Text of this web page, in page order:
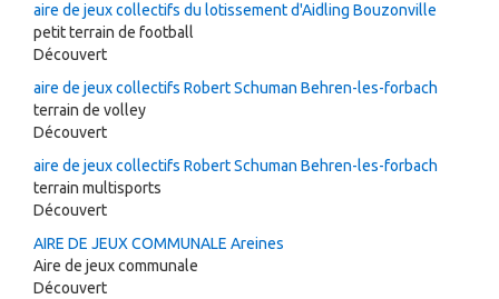
aire de jeux collectifs du lotissement d'Aidling Bouzonville
petit terrain de football
Découvert
aire de jeux collectifs Robert Schuman Behren-les-forbach
terrain de volley
Découvert
aire de jeux collectifs Robert Schuman Behren-les-forbach
terrain multisports
Découvert
AIRE DE JEUX COMMUNALE Areines
Aire de jeux communale
Découvert